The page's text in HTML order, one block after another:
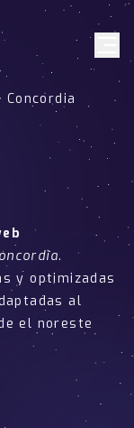
Concordia
.
y optimizadas
al
el noreste